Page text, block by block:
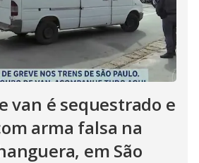
van é sequestrado e
arma falsa na
em São